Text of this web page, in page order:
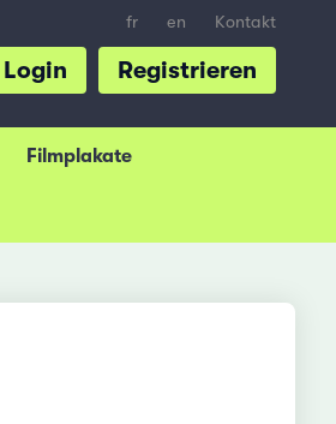
fr en Kontakt
Registrieren
Login
Filmplakate